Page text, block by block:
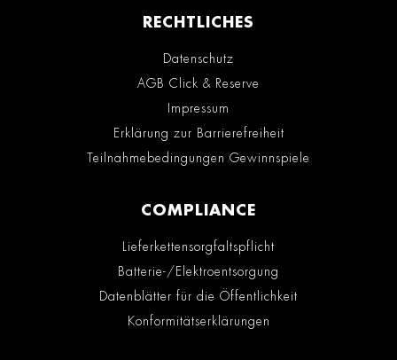
RECHTLICHES
Datenschutz
AGB Click & Reserve
Impressum
Erklärung zur Barrierefreiheit
Teilnahmebedingungen Gewinnspiele
COMPLIANCE
Lieferkettensorgfaltspflicht
Batterie-/Elektroentsorgung
Datenblätter für die Öffentlichkeit
Konformitätserklärungen